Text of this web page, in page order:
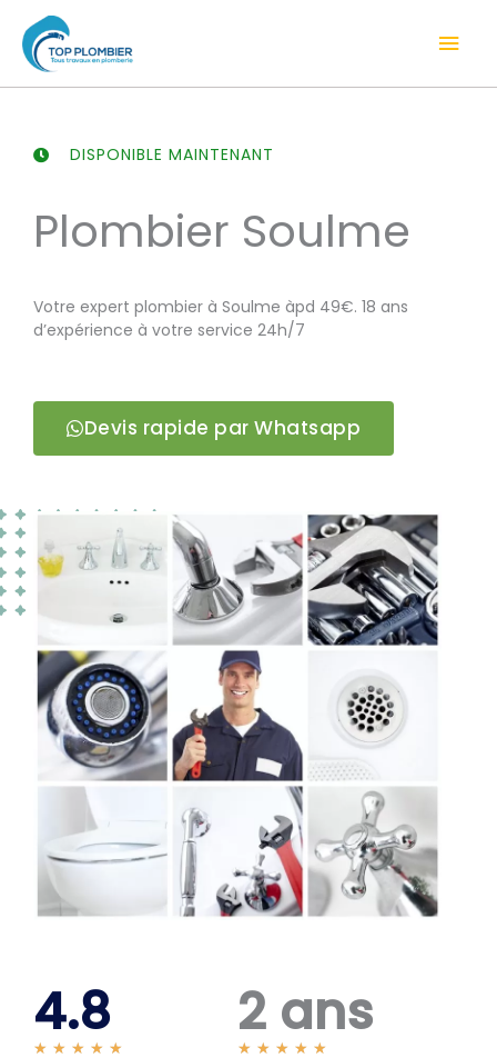
contenu
DISPONIBLE MAINTENANT
Plombier Soulme
Votre expert plombier à Soulme àpd 49€. 18 ans
d’expérience à votre service 24h/7
Devis rapide par Whatsapp
4.8
★ ★ ★ ★ ★
2 ans
★ ★ ★ ★ ★